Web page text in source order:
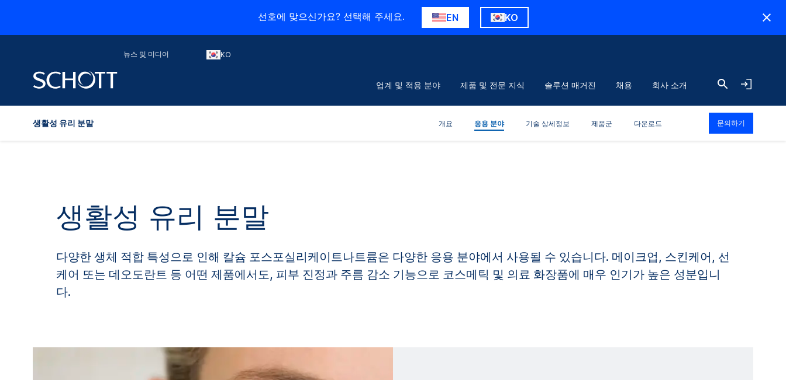
선호에 맞으신가요? 선택해 주세요. EN KO
뉴스 및 미디어 KO
업계 및 적용 분야 제품 및 전문 지식 솔루션 매거진 채용 회사 소개
생활성 유리 분말 개요 응용 분야 기술 상세정보 제품군 다운로드 문의하기
생활성 유리 분말
다양한 생체 적합 특성으로 인해 칼슘 포스포실리케이트나트륨은 다양한 응용 분야에서 사용될 수 있습니다. 메이크업, 스킨케어, 선
케어 또는 데오도란트 등 어떤 제품에서도, 피부 진정과 주름 감소 기능으로 코스메틱 및 의료 화장품에 매우 인기가 높은 성분입니
다.